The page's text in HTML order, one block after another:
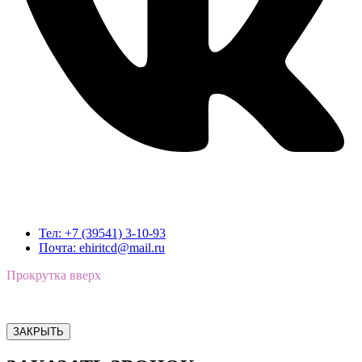
Тел: +7 (39541) 3-10-93
Почта: ehiritcd@mail.ru
Прокрутка вверх
ЗАКРЫТЬ